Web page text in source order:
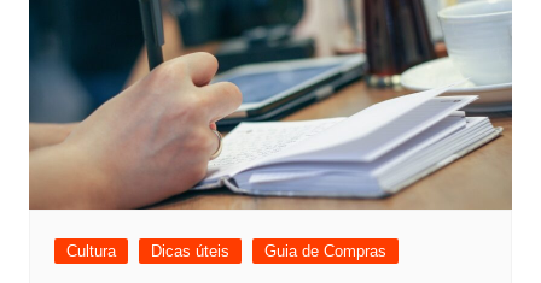
Cultura Dicas úteis Guia de Compras